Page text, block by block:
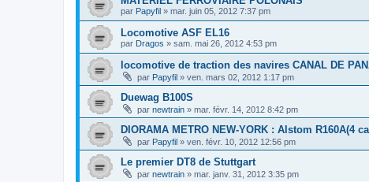
par Papyfil » mar. juin 05, 2012 7:37 pm
Locomotive ASF EL16
par Dragos » sam. mai 26, 2012 4:53 pm
locomotive de traction des navires CANAL DE
par Papyfil » ven. mars 02, 2012 1:17 pm
Duewag B100S
par newtrain » mar. févr. 14, 2012 8:42 pm
DIORAMA METRO NEW-YORK : Alstom R160A(4
par Papyfil » ven. févr. 10, 2012 12:56 pm
Le premier DT8 de Stuttgart
par newtrain » mar. janv. 31, 2012 3:35 pm